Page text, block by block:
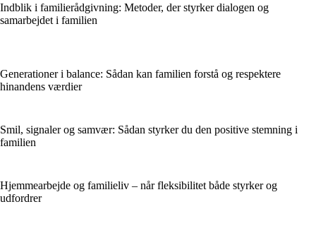
Indblik i familierådgivning: Metoder, der styrker dialogen og
samarbejdet i familien
Generationer i balance: Sådan kan familien forstå og respektere
hinandens værdier
Smil, signaler og samvær: Sådan styrker du den positive stemning i
familien
Hjemmearbejde og familieliv – når fleksibilitet både styrker og
udfordrer